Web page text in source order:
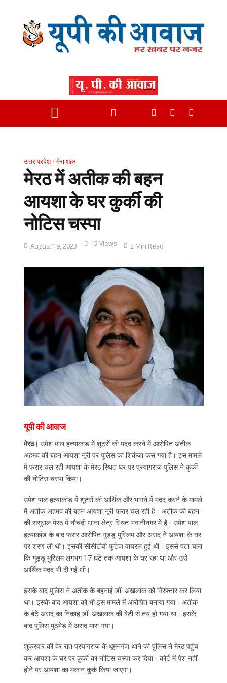
उत्तर प्रदेश • मेरा शहर
मेरठ में अतीक की बहन
आयशा के घर कुर्की की
नोटिस चस्पा
August 19, 2023 15 Views 2 Min Read
यूपी की आवाज
मेरठ। उमेश पाल हत्याकांड में शूटरों की मदद करने में आरोपित अतीक
अहमद की बहन आयशा नूरी पर पुलिस का शिकंजा कस गया है। इस मामले
में फरार चल रही आयशा के मेरठ स्थित घर पर प्रयागराज पुलिस ने कुर्की
की नोटिस चस्पा किया।
उमेश पाल हत्याकांड में शूटरों की आर्थिक और भागने में मदद करने के मामले
में अतीक अहमद की बहन आयशा नूरी फरार चल रही है। अतीक की बहन
की ससुराल मेरठ में नौचंदी थाना क्षेत्र स्थित भवानीनगर में है। उमेश पाल
हत्याकांड के बाद फरार आरोपित गुड्डू मुस्लिम और असद ने आयशा के घर
पर शरण ली थी। इसकी सीसीटीवी फुटेज वायरल हुई थी। इससे पता चला
कि गुड्डू मुस्लिम लगभग 17 घंटे तक आयशा के घर रहा था और उसे
आर्थिक मदद भी दी गई थी।
इसके बाद पुलिस ने अतीक के बहनाई डॉ. अखलाक को गिरफ्तार कर लिया
था। इसके बाद आयशा को भी इस मामले में आरोपित बनाया गया। अतीक
के बेटे असद का निकाह डॉ. अखलाक की बेटी से तय हो गया था। इसके
बाद पुलिस मुठभेड़ में असद मारा गया।
शुक्रवार की देर रात प्रयागराज के धूमनगंज थाने की पुलिस ने मेरठ पहुंच
कर आयशा के घर पर कुर्की का नोटिस चस्पा कर दिया। कोर्ट में पेश नहीं
होने पर आयशा का मकान कुर्क किया जाएगा।